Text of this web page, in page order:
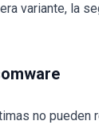
variante, la
no